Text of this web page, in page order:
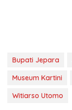
Bupati Jepara
Museum Kartini
Witiarso Utomo